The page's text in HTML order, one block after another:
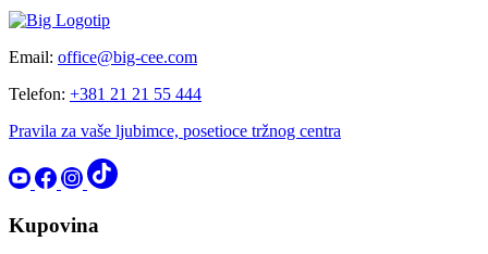
Email: office@big-cee.com
Telefon: +381 21 21 55 444
Pravila za vaše ljubimce, posetioce tržnog centra
Kupovina